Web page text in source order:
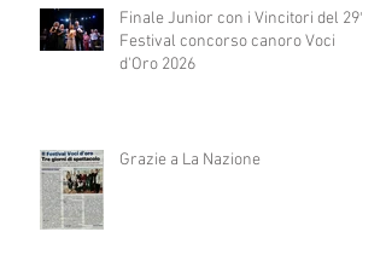
Finale Junior con i Vincitori del 29°
Festival concorso canoro Voci
d'Oro 2026
Grazie a La Nazione